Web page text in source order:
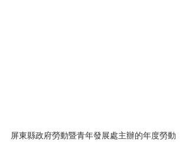
屏東縣政府勞動暨青年發展處主辦的年度勞動